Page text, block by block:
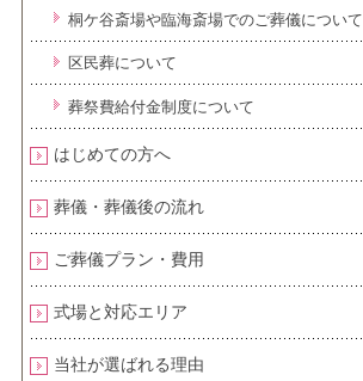
桐ケ谷斎場や臨海斎場でのご葬儀について
区民葬について
葬祭費給付金制度について
はじめての方へ
葬儀・葬儀後の流れ
ご葬儀プラン・費用
式場と対応エリア
当社が選ばれる理由